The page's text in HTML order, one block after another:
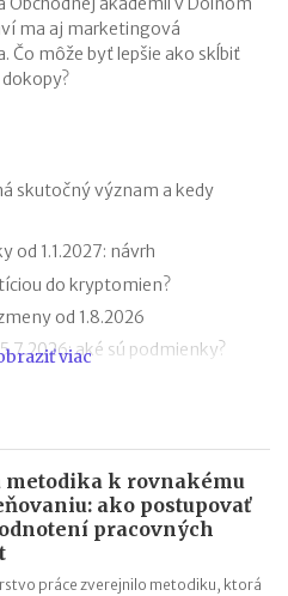
ma aj marketingová
Čo môže byť lepšie ako skĺbiť
skutočný význam a kedy
od 1.1.2027: návrh
do kryptomien?
od 1.8.2026
aké sú podmienky?
už bez zatvorených obchodov
roaming, aplikácie,
daňové povinnosti pri
viac
metodika k rovnakému
ako postupovať
pracovných
práce zverejnilo metodiku, ktorá